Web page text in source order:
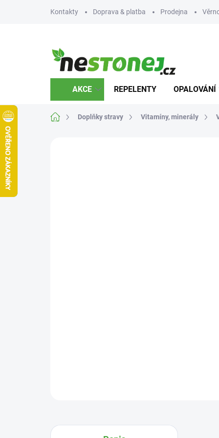
Kontakty Doprava & platba Prodejna
AKCE REPELENTY OPALOVÁNÍ
Domů Doplňky stravy Vitamíny, minerály